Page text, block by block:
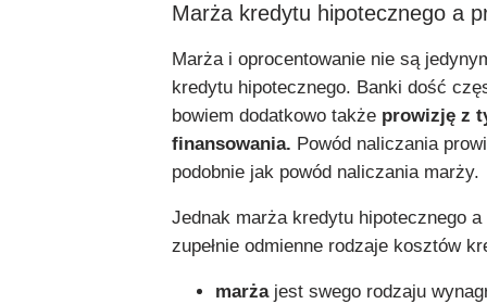
Marża kredytu hipotecznego a
Marża i oprocentowanie nie są
kredytu hipotecznego. Banki dość
bowiem dodatkowo także prowizję z
finansowania. Powód naliczania
podobnie jak powód naliczania marży.
Jednak marża kredytu hipotecznego
zupełnie odmienne rodzaje kosztów
marżajest swego rodzaju